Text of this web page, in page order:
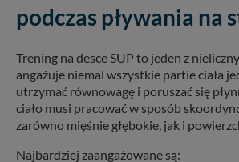
podczas pływania na
Trening na desce SUP to jeden z
angażuje niemal wszystkie partie ciała
utrzymać równowagę i poruszać się
ciało musi pracować w sposób
zarówno mięśnie głębokie, jak i
Najbardziej zaangażowane są: